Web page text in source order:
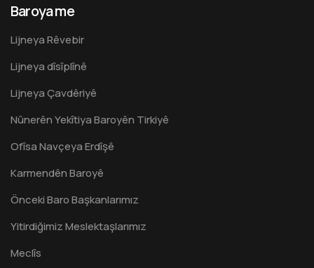
Baroya me
Lijneya Rêvebir
Lijneya dîsîplînê
Lijneya Çavdêriyê
Nûnerên Yekîtiya Baroyên Tirkiyê
Ofîsa Navçeya Erdîşê
Karmendên Baroyê
Önceki Baro Başkanlarımız
Yitirdiğimiz Meslektaşlarımız
Meclîs